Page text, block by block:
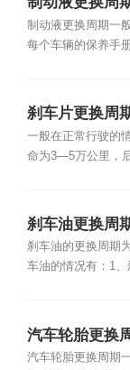
制动液更换周期一
每个车辆的保养手
刹车片更换周
一般在正常行驶的
命为3—5万公里，
刹车油更换周
刹车油的更换周期
车油的情况有：1
汽车轮胎更换
汽车轮胎更换周期